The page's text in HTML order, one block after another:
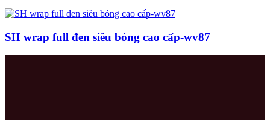
SH wrap full đen siêu bóng cao cấp-wv87